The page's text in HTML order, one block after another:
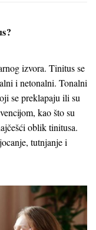
izvora. Tinitus se
i netonalni. Tonalni
se preklapaju ili su
kao što su
oblik tinitusa.
tutnjanje i